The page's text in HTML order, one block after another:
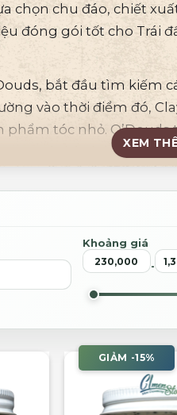
chọn chu đáo, chiết
đóng gói tốt cho Trái
bắt đầu tìm kiếm
vào thời điểm đó,
phẩm tóc nhỏ.
trở thành bình
XEM
Khoảng giá
-
GIẢM -15%